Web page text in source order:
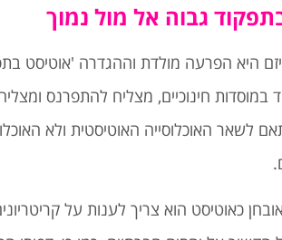
גבוה אל מול נמוך
היא הפרעה מולדת וההגדרה 'אוטיסט
במוסדות חינוכיים, מצליח להתפרנס
כאוטיסט הוא צריך לענות על